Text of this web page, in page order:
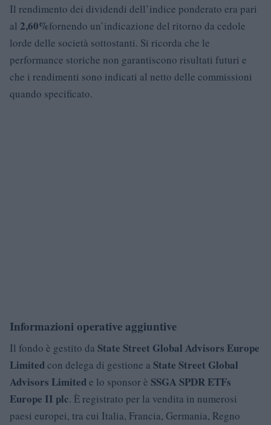
Il rendimento dei dividendi dell’indice ponderato era pari
al 2,60%fornendo un’indicazione del ritorno da cedole
lorde delle società sottostanti. Si ricorda che le
performance storiche non garantiscono risultati futuri e
che i rendimenti sono indicati al netto delle commissioni
quando specificato.
Informazioni operative aggiuntive
Il fondo è gestito da State Street Global Advisors Europe
Limitedcon delega di gestione a State Street Global
Advisors Limitede lo sponsor è SSGA SPDR ETFs
Europe II plc. È registrato per la vendita in numerosi
paesi europei, tra cui Italia, Francia, Germania, Regno